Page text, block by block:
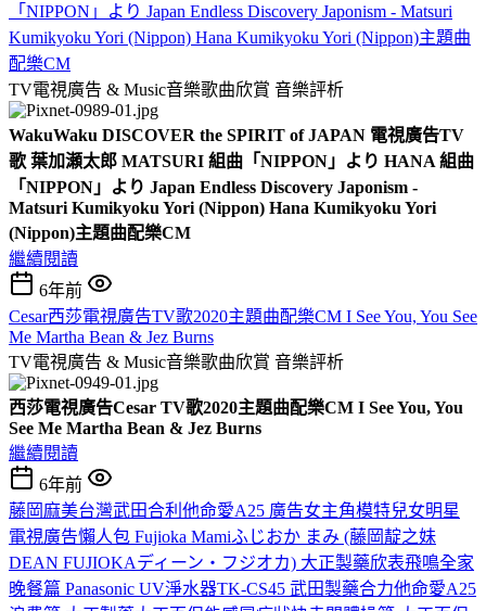
「NIPPON」より Japan Endless Discovery Japonism - Matsuri
Kumikyoku Yori (Nippon) Hana Kumikyoku Yori (Nippon)主題曲
配樂CM
TV電視廣告 & Music音樂歌曲欣賞 音樂評析
WakuWaku DISCOVER the SPIRIT of JAPAN 電視廣告TV
歌 葉加瀬太郎 MATSURI 組曲「NIPPON」より HANA 組曲
「NIPPON」より Japan Endless Discovery Japonism -
Matsuri Kumikyoku Yori (Nippon) Hana Kumikyoku Yori
(Nippon)主題曲配樂CM
繼續閱讀
6年前
Cesar西莎電視廣告TV歌2020主題曲配樂CM I See You, You See
Me Martha Bean & Jez Burns
TV電視廣告 & Music音樂歌曲欣賞 音樂評析
西莎電視廣告Cesar TV歌2020主題曲配樂CM I See You, You
See Me Martha Bean & Jez Burns
繼續閱讀
6年前
藤岡麻美台灣武田合利他命愛A25 廣告女主角模特兒女明星
電視廣告懶人包 Fujioka Mamiふじおか まみ (藤岡靛之妹
DEAN FUJIOKAディーン・フジオカ) 大正製藥欣表飛鳴全家
晚餐篇 Panasonic UV淨水器TK-CS45 武田製藥合力他命愛A25